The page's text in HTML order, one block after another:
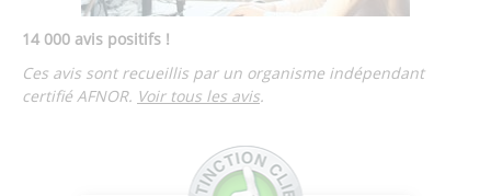
14 000 avis positifs !
Ces avis sont recueillis par un organisme indépendant
certifié AFNOR. Voir tous les avis.